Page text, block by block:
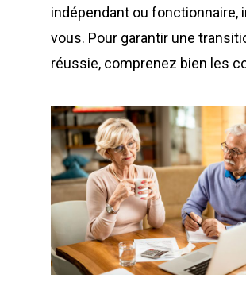
indépendant ou fonctionnaire,
vous. Pour garantir une
réussie, comprenez bien les